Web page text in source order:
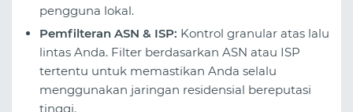
pengguna lokal.
Pemfilteran ASN & ISP: Kontrol granular atas lalu
lintas Anda. Filter berdasarkan ASN atau ISP
tertentu untuk memastikan Anda selalu
menggunakan jaringan residensial bereputasi
tinggi.